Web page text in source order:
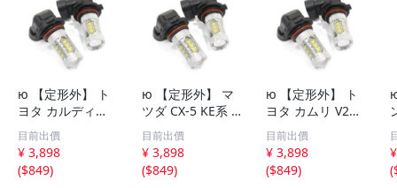
ю 【定形外】 ト
ヨタ カルディナ
ST240系 02.09～
04.12 ハロゲン車
[ HB3 ] ハイビー
ム LED 2個 80W
目前出價
¥ 3,898
($849)
ю 【定形外】 マ
ツダ CX-5 KE系 1
2.02～14.12 ハロ
ゲン車 [ HB3 ] ハ
イビーム LED 2個
セット 80W 16連
目前出價
¥ 3,898
($849)
ю 【定形外】 ト
ヨタ カムリ V21,
SXV21系 99.08～
01.08 ハロゲン車
[ HB3 ] ハイビー
ム LED 2個 80W
目前出價
¥ 3,898
($849)
(